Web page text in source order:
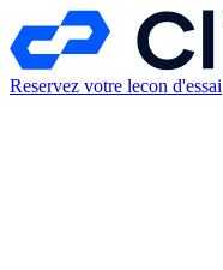
Reservez votre lecon d'essai